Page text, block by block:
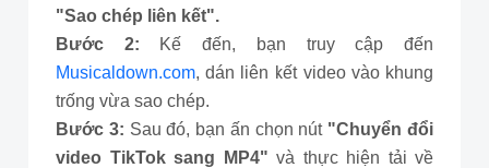
"Sao chép liên kết".
Bước 2: Kế đến, bạn truy cập đến
Musicaldown.com, dán liên kết video vào khung
trống vừa sao chép.
Bước 3: Sau đó, bạn ấn chọn nút "Chuyển đổi
video TikTok sang MP4" và thực hiện tải về